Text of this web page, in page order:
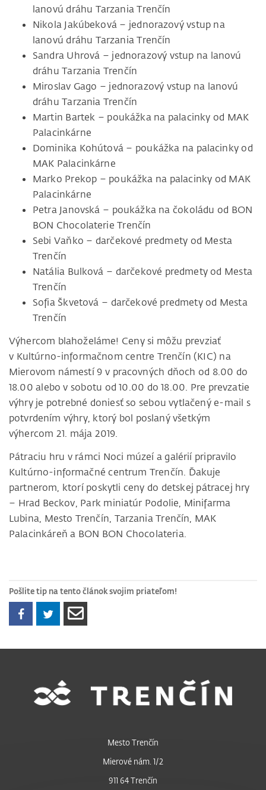
lanovú dráhu Tarzania Trenčín
Nikola Jakúbeková – jednorazový vstup na
lanovú dráhu Tarzania Trenčín
Sandra Uhrová – jednorazový vstup na lanovú
dráhu Tarzania Trenčín
Miroslav Gago – jednorazový vstup na lanovú
dráhu Tarzania Trenčín
Martin Bartek – poukážka na palacinky od MAK
Palacinkárne
Dominika Kohútová – poukážka na palacinky od
MAK Palacinkárne
Marko Prekop – poukážka na palacinky od MAK
Palacinkárne
Petra Janovská – poukážka na čokoládu od BON
BON Chocolaterie Trenčín
Sebi Vaňko – darčekové predmety od Mesta
Trenčín
Natália Bulková – darčekové predmety od Mesta
Trenčín
Sofia Škvetová – darčekové predmety od Mesta
Trenčín
Výhercom blahoželáme! Ceny si môžu prevziať
v Kultúrno-informačnom centre Trenčín (KIC) na
Mierovom námestí 9 v pracovných dňoch od 8.00 do
18.00 alebo v sobotu od 10.00 do 18.00. Pre prevzatie
výhry je potrebné doniesť so sebou vytlačený e-mail s
potvrdením výhry, ktorý bol poslaný všetkým
výhercom 21. mája 2019.
Pátraciu hru v rámci Noci múzeí a galérií pripravilo
Kultúrno-informačné centrum Trenčín. Ďakuje
partnerom, ktorí poskytli ceny do detskej pátracej hry
– Hrad Beckov, Park miniatúr Podolie, Minifarma
Lubina, Mesto Trenčín, Tarzania Trenčín, MAK
Palacinkáreň a BON BON Chocolateria.
Pošlite tip na tento článok svojim priateľom!
Mesto Trenčín
Mierové nám. 1/2
911 64 Trenčín